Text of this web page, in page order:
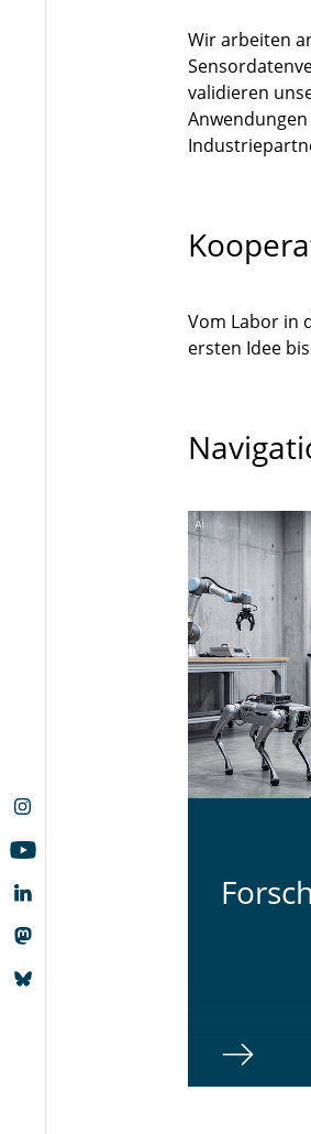
Wir arbeiten
validieren
Vom Labor in
ersten Idee